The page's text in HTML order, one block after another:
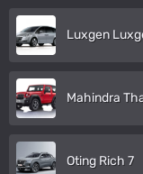
Luxgen
Mahindra
Oting Rich 7